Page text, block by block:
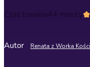
Czas trwania44 minuty
Autor Renata z Worka Kości